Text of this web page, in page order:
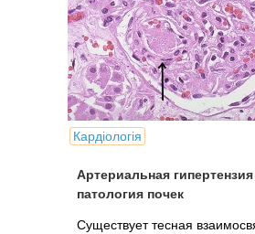
Кардіологія
Артериальная
патология почек
Существует тесная